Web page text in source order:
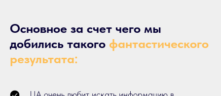
Основное за счет чего мы
добились такого фантастического
результата: